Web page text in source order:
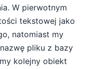
W pierwotnym
tekstowej jako
natomiast my
pliku z bazy
kolejny obiekt